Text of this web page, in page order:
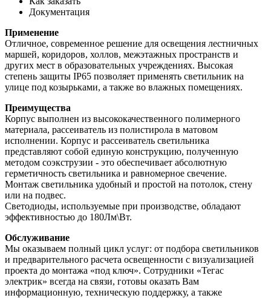
Документация
Применение
Отличное, современное решение для освещения лестничных
маршей, коридоров, холлов, межэтажных пространств и
других мест в образовательных учреждениях. Высокая
степень защиты IP65 позволяет применять светильник на
улице под козырьками, а также во влажных помещениях.
Преимущества
Корпус выполнен из высококачественного полимерного
материала, рассеиватель из полистирола в матовом
исполнении. Корпус и рассеиватель светильника
представляют собой единую конструкцию, полученную
методом соэкструзии - это обеспечивает абсолютную
герметичность светильника и равномерное свечение.
Монтаж светильника удобный и простой на потолок, стену
или на подвес.
Светодиоды, используемые при производстве, обладают
эффективностью до 180Лм\Вт.
Обслуживание
Мы оказываем полный цикл услуг: от подбора светильников
и предварительного расчета освещенности с визуализацией
проекта до монтажа «под ключ». Сотрудники «Тегас
электрик» всегда на связи, готовы оказать Вам
информационную, техническую поддержку, а также